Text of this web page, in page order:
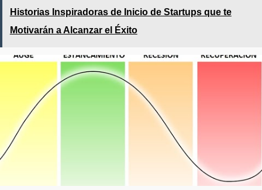
Historias Inspiradoras de Inicio de Startups que te
Motivarán a Alcanzar el Éxito